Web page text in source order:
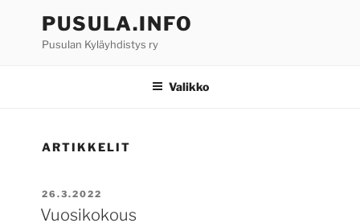
sisältöönPUSULA.INFO
Pusulan Kyläyhdistys ry
Valikko
ARTIKKELIT
JULKAISTU
26.3.2022
Vuosikokous